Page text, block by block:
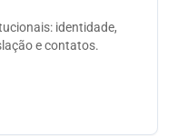
identidade,
e contatos.